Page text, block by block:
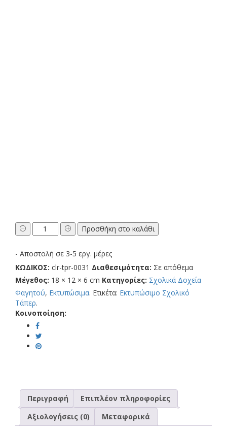
Σχολικό
Δοχείο
Μπάτμαν
Μωρό
με
Όνομα
ποσότητα
Προσθήκη στο καλάθι
- Αποστολή σε 3-5 εργ. μέρες
ΚΩΔΙΚΟΣ: clr-tpr-0031 Διαθεσιμότητα: Σε απόθεμα
Μέγεθος: 18 × 12 × 6 cm Κατηγορίες: Σχολικά Δοχεία
Φαγητού, Εκτυπώσιμα. Ετικέτα: Εκτυπώσιμο Σχολικό
Τάπερ.
Κοινοποίηση:
Περιγραφή
Επιπλέον πληροφορίες
Αξιολογήσεις (0)
Μεταφορικά